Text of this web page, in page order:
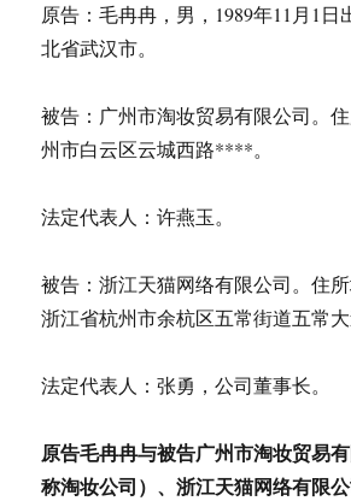
原告：毛冉冉，男，1989年11月1日
北省武汉市。
被告：广州市淘妆贸易有限公司。
州市白云区云城西路****。
法定代表人：许燕玉。
被告：浙江天猫网络有限公司。住
浙江省杭州市余杭区五常街道五常
法定代表人：张勇，公司董事长。
原告毛冉冉与被告广州市淘妆贸易
称淘妆公司）、浙江天猫网络有限